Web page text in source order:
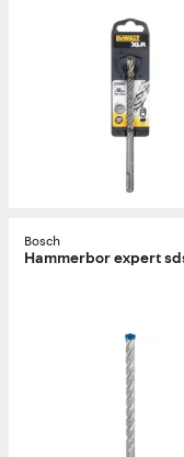
Bosch
Hammerbor expert